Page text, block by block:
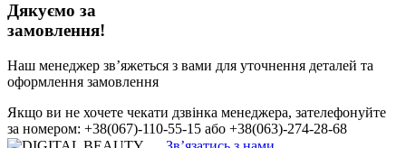
Дякуємо за
замовлення!
Наш менеджер зв’яжеться з вами для уточнення деталей та
оформлення замовлення
Якщо ви не хочете чекати дзвінка менеджера, зателефонуйте
за номером: +38(067)-110-55-15 або +38(063)-274-28-68